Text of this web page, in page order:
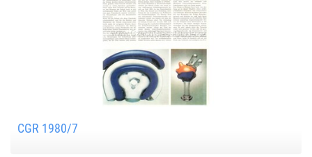
CGR 1980/7